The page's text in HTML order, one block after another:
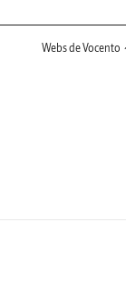
Webs de Vocento